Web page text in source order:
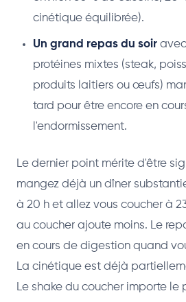
cinétique équilibrée).
Un grand repas du soir
protéines mixtes (steak,
produits laitiers ou œufs)
tard pour être encore en
l'endormissement.
Le dernier point mérite d'être
mangez déjà un dîner
à 20 h et allez vous coucher à
au coucher ajoute moins. Le
en cours de digestion quand
La cinétique est déjà
Le shake du coucher importe le